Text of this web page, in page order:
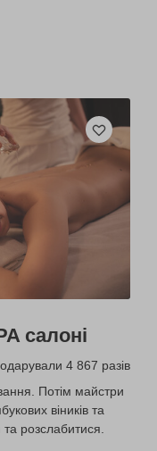
салоні
4 867 разів
Потім майстри
віників та
розслабитися.